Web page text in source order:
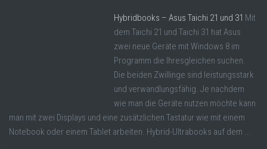
Hybridbooks – Asus Taichi 21 und 31 Mit
dem Taichi 21 und Taichi 31 hat Asus
zwei neue Geräte mit Windows 8 im
Programm die Ihresgleichen suchen.
Die beiden Zwillinge sind leistungsstark
und verwandlungsfähig. Je nachdem
wie man die Geräte nutzen möchte kann
man mit zwei Displays und eine zusätzlichen Tastatur wie mit einem
Notebook oder einem Tablet arbeiten. Hybrid-Ultrabooks auf dem ...